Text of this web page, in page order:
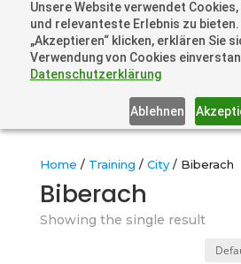
Unsere Website verwendet
und relevanteste Erlebnis zu bieten.
„Akzeptieren“ klicken, erklären Sie
Verwendung von Cookies
Datenschutzerklärung
Ablehnen
+41 44505 6667 oder +49
Home / Training / City/ Biberach
Biberach
Showing the single result